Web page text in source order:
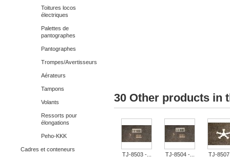
Toitures locos
électriques
Palettes de
pantographes
Pantographes
Trompes/Avertisseurs
Aérateurs
Tampons
Volants
Ressorts pour
élongations
Peho-KKK
Cadres et conteneurs
30 Other products in
TJ-8503 -... TJ-8504 -... TJ-